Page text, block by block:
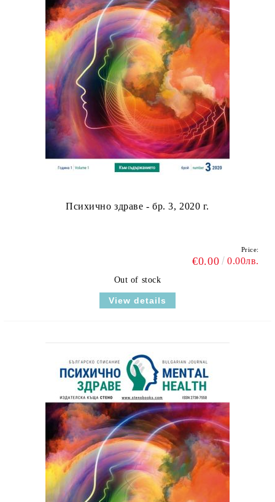
Психично здраве - бр. 3, 2020 г.
Price:
€0.00 0.00лв.
Out of stock
View details